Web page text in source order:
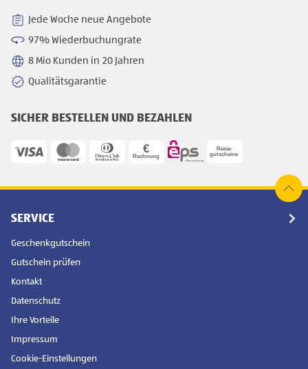
Jede Woche neue Angebote
97% Wiederbuchungrate
8 Mio Kunden in 20 Jahren
Qualitätsgarantie
SICHER BESTELLEN UND BEZAHLEN
SERVICE
Geschenkgutschein
Gutschein prüfen
Kontakt
Datenschutz
Ihre Vorteile
Impressum
Cookie-Einstellungen